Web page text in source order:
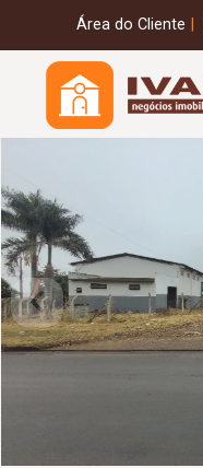
Área do Cliente